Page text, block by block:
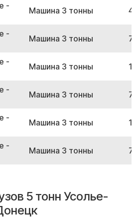
-
Машина 3 тонны
-
Машина 3 тонны
-
Машина 3 тонны
-
Машина 3 тонны
-
Машина 3 тонны
-
Машина 3 тонны
5 тонн Усолье-